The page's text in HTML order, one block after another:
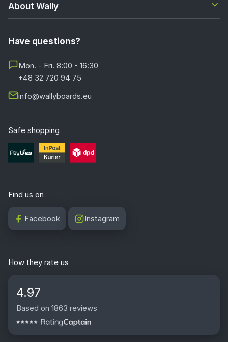
About Wally
Have questions?
Mon. - Fri. 8:00 - 16:30
+48 32 720 94 75
info@wallyboards.eu
Safe shopping
Find us on
Facebook Instagram
How they rate us
4.97
Based on 1863 reviews